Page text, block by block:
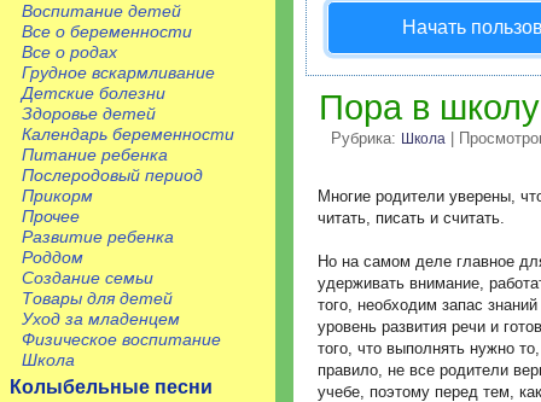
Воспитание детей
Все о беременности
Все о родах
Грудное вскармливание
Детские болезни
Здоровье детей
Календарь беременности
Питание ребенка
Послеродовый период
Прикорм
Прочее
Развитие ребенка
Роддом
Создание семьи
Товары для детей
Уход за младенцем
Физическое воспитание
Школа
Колыбельные песни
Начать
Пора в
Рубрика: Школа |
Многие родители уверены,
читать, писать и считать.
Но на самом деле главное
удерживать внимание,
того, необходим запас
уровень развития речи и
того, что выполнять нужно
правило, не все родители
учебе, поэтому перед тем,